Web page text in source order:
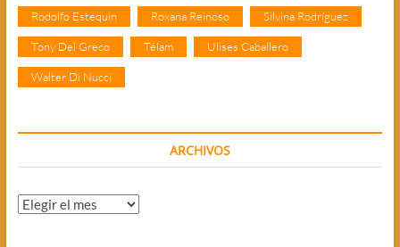
Rodolfo Estequin Roxana Reinoso Silvina Rodríguez
Tony Del Greco Télam Ulises Caballero
Walter Di Nucci
ARCHIVOS
Archivos